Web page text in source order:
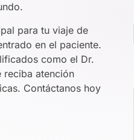
para tu viaje de
en el paciente.
como el Dr.
reciba atención
Contáctanos hoy